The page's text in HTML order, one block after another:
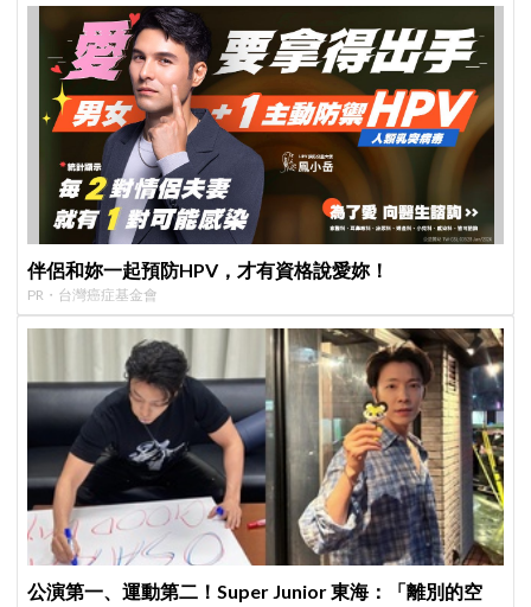
伴侶和妳一起預防HPV，才有資格說愛妳！
PR・台灣癌症基金會
公演第一、運動第二！Super Junior 東海：「離別的空